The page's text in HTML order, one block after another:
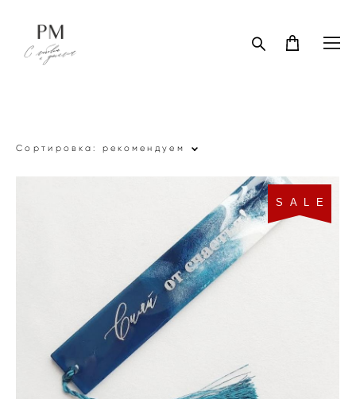
Сортировка: рекомендуем
S A L E